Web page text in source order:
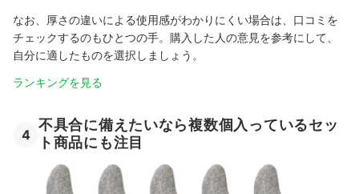
なお、厚さの違いによる使用感がわかりにくい場合は、口コミを
チェックするのもひとつの手。購入した人の意見を参考にして、
自分に適したものを選択しましょう。
ランキングを見る
4
不具合に備えたいなら複数個入っているセッ
ト商品にも注目